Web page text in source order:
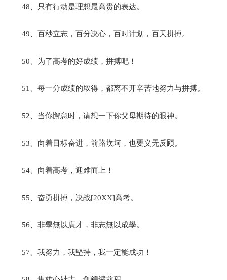
48、只有行动是理想最高贵的表达。
49、百秒立志，百分决心，百时计划，百天拼搏。
50、为了高考的好成绩，拼搏吧！
51、每一分成绩的取得，都离不开辛苦地努力与拼搏。
52、当你懈怠时，请想一下你父母期待的眼神。
53、向着目标奋进，前路坎坷，也要义无反顾。
54、向着高考，迎难而上！
55、奋勇拼搏，决战[20XX]高考。
56、非學無以廣才，非志無以成學。
57、我努力，我堅持，我一定能成功！